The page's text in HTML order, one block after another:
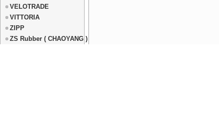
VELOTRADE
VITTORIA
ZIPP
ZS Rubber ( CHAOYANG )